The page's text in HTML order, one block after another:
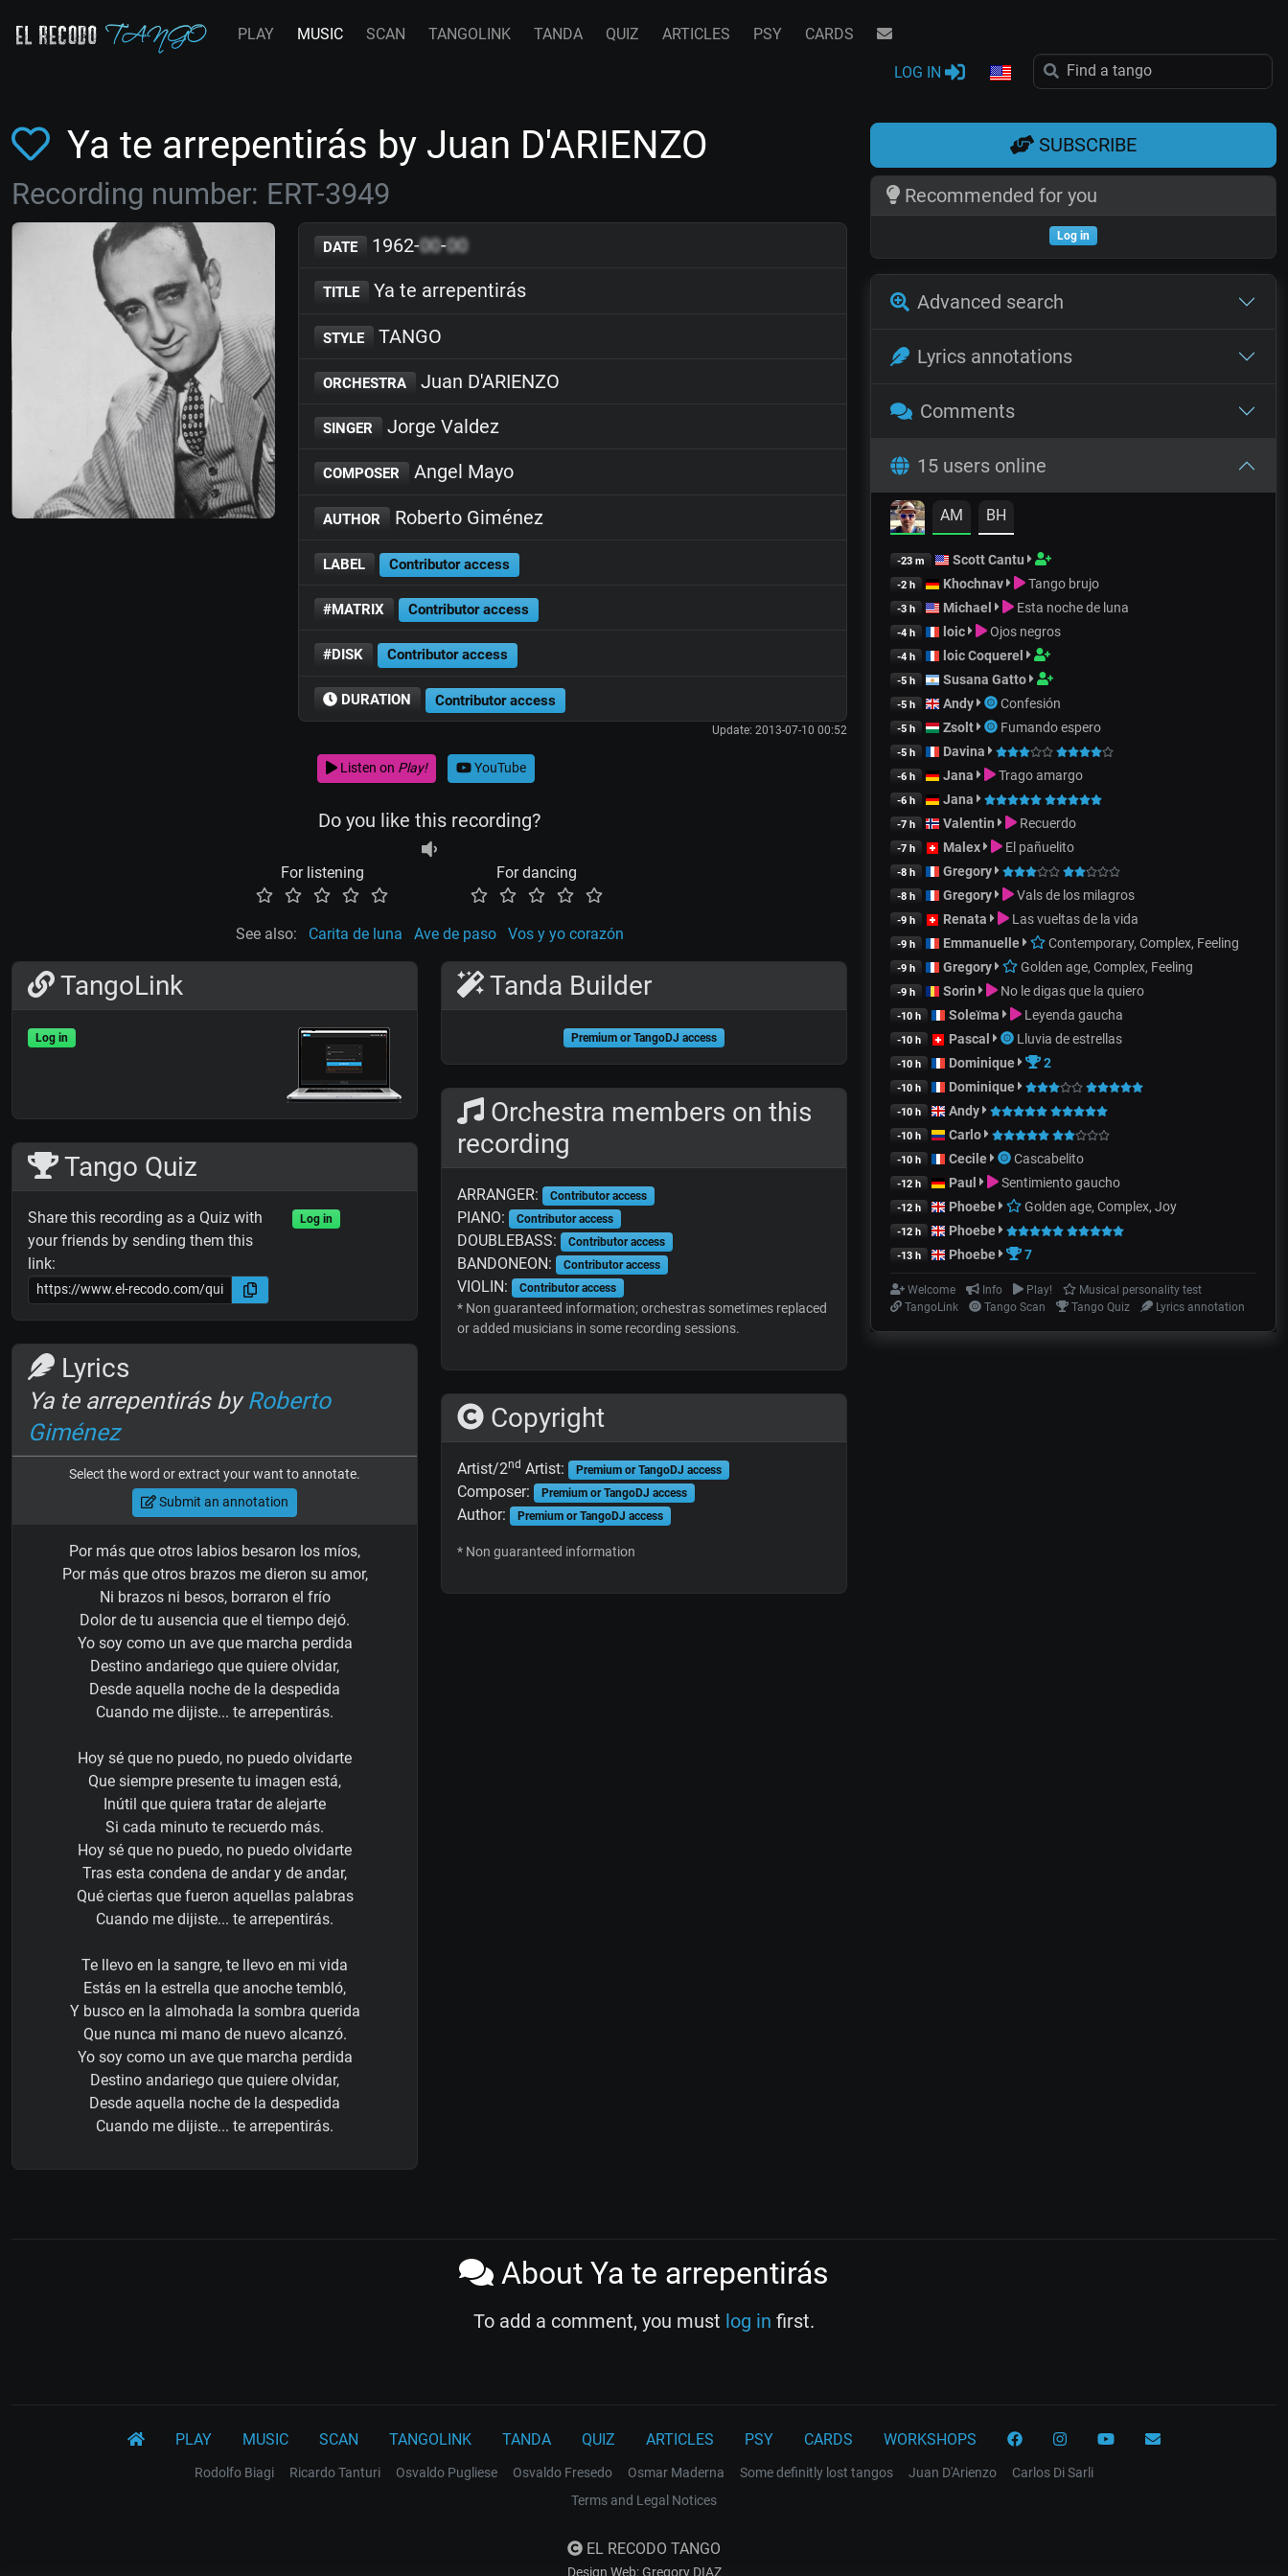
PLAY MUSIC SCAN TANGOLINK TANDA QUIZ ARTICLES PSY CARDS
LOG IN
Ya te arrepentirás by Juan D'ARIENZO
Recording number: ERT-3949
DATE 1962-00-00
TITLE Ya te arrepentirás
STYLE TANGO
ORCHESTRA Juan D'ARIENZO
SINGER Jorge Valdez
COMPOSER Angel Mayo
AUTHOR Roberto Giménez
LABEL Contributor access
#MATRIX Contributor access
#DISK Contributor access
DURATION Contributor access
Update: 2013-07-10 00:52
Listen on Play! YouTube
Do you like this recording?
For listening For dancing
See also: Carita de luna Ave de paso Vos y yo corazón
TangoLink
Log in
Tango Quiz
Share this recording as a Quiz with
your friends by sending them this
link:
Log in
Lyrics
Ya te arrepentirás byRoberto
Giménez
Select the word or extract your want to annotate.
Submit an annotation
Por más que otros labios besaron los míos,
Por más que otros brazos me dieron su amor,
Ni brazos ni besos, borraron el frío
Dolor de tu ausencia que el tiempo dejó.
Yo soy como un ave que marcha perdida
Destino andariego que quiere olvidar,
Desde aquella noche de la despedida
Cuando me dijiste... te arrepentirás.
Hoy sé que no puedo, no puedo olvidarte
Que siempre presente tu imagen está,
Inútil que quiera tratar de alejarte
Si cada minuto te recuerdo más.
Hoy sé que no puedo, no puedo olvidarte
Tras esta condena de andar y de andar,
Qué ciertas que fueron aquellas palabras
Cuando me dijiste... te arrepentirás.
Te llevo en la sangre, te llevo en mi vida
Estás en la estrella que anoche tembló,
Y busco en la almohada la sombra querida
Que nunca mi mano de nuevo alcanzó.
Yo soy como un ave que marcha perdida
Destino andariego que quiere olvidar,
Desde aquella noche de la despedida
Cuando me dijiste... te arrepentirás.
Tanda Builder
Premium or TangoDJ access
Orchestra members on this
recording
ARRANGER: Contributor access
PIANO: Contributor access
DOUBLEBASS: Contributor access
BANDONEON: Contributor access
VIOLIN: Contributor access
* Non guaranteed information; orchestras sometimes replaced
or added musicians in some recording sessions.
Copyright
Artist/2nd Artist: Premium or TangoDJ access
Composer: Premium or TangoDJ access
Author: Premium or TangoDJ access
* Non guaranteed information
SUBSCRIBE
Recommended for you
Log in
Advanced search
Lyrics annotations
Comments
15 users online
AM BH
-23 m Scott Cantu
-2 h Khochnav Tango brujo
-3 h Michael Esta noche de luna
-4 h loic Ojos negros
-4 h loic Coquerel
-5 h Susana Gatto
-5 h Andy Confesión
-5 h Zsolt Fumando espero
-5 h Davina
-6 h Jana Trago amargo
-6 h Jana
-7 h Valentin Recuerdo
-7 h Malex El pañuelito
-8 h Gregory
-8 h Gregory Vals de los milagros
-9 h Renata Las vueltas de la vida
-9 h Emmanuelle Contemporary, Complex, Feeling
-9 h Gregory Golden age, Complex, Feeling
-9 h Sorin No le digas que la quiero
-10 h Soleïma Leyenda gaucha
-10 h Pascal Lluvia de estrellas
-10 h Dominique 2
-10 h Dominique
-10 h Andy
-10 h Carlo
-10 h Cecile Cascabelito
-12 h Paul Sentimiento gaucho
-12 h Phoebe Golden age, Complex, Joy
-12 h Phoebe
-13 h Phoebe 7
Welcome Info Play!
Musical personality test
TangoLink
Tango Scan Tango Quiz Lyrics annotation
About Ya te arrepentirás
To add a comment, you must log in first.
PLAY MUSIC SCAN TANGOLINK TANDA QUIZ ARTICLES PSY CARDS WORKSHOPS
Rodolfo Biagi Ricardo Tanturi Osvaldo Pugliese Osvaldo Fresedo Osmar Maderna Some definitly lost tangos Juan D'Arienzo
Carlos Di Sarli
Terms and Legal Notices
EL RECODO TANGO
Design Web: Gregory DIAZ